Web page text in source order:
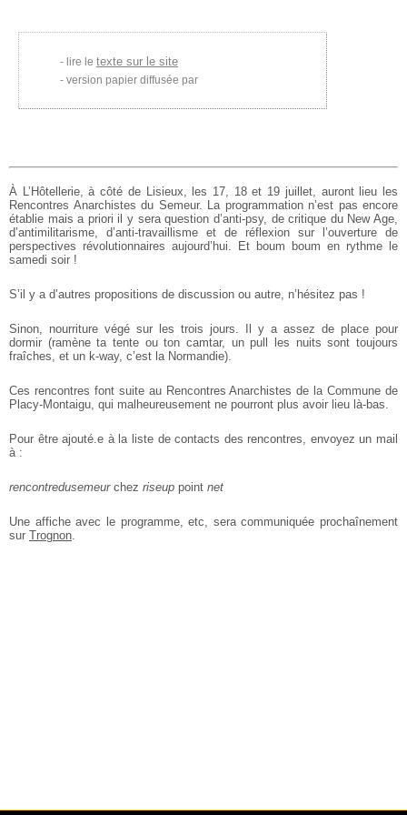
lire le texte sur le site
version papier diffusée par
À L’Hôtellerie, à côté de Lisieux, les 17, 18 et 19 juillet, auront lieu les
Rencontres Anarchistes du Semeur. La programmation n’est pas encore
établie mais a priori il y sera question d’anti-psy, de critique du New Age,
d’antimilitarisme, d’anti-travaillisme et de réflexion sur l’ouverture de
perspectives révolutionnaires aujourd’hui. Et boum boum en rythme le
samedi soir !
S’il y a d’autres propositions de discussion ou autre, n’hésitez pas !
Sinon, nourriture végé sur les trois jours. Il y a assez de place pour
dormir (ramène ta tente ou ton camtar, un pull les nuits sont toujours
fraîches, et un k-way, c’est la Normandie).
Ces rencontres font suite au Rencontres Anarchistes de la Commune de
Placy-Montaigu, qui malheureusement ne pourront plus avoir lieu là-bas.
Pour être ajouté.e à la liste de contacts des rencontres, envoyez un mail
à :
rencontredusemeurchez riseup point net
Une affiche avec le programme, etc, sera communiquée prochaînement
sur Trognon.